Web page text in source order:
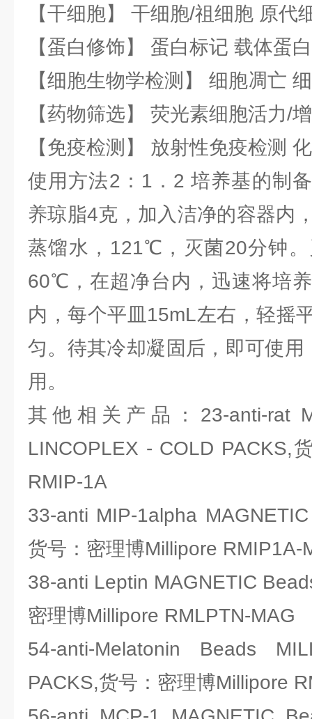
【干细胞】 干细胞/祖细胞 原代
【蛋白修饰】 蛋白标记 载体蛋
【细胞生物学检测】 细胞凋亡
【药物筛选】 荧光素细胞活力/
【免疫检测】 放射性免疫检测
使用方法2：1．2 培养基的制
养琼脂4克，加入洁净的容器内
蒸馏水，121℃，灭菌20分钟
60℃，在超净台内，迅速将培
内，每个平皿15mL左右，轻摇
匀。待其冷却凝固后，即可使
用。
其他相关产品：23-anti-rat
LINCOPLEX - COLD PACKS,
RMIP-1A
33-anti MIP-1alpha
货号：密理博Millipore RMIP1A-
38-anti Leptin MAGNETIC
密理博Millipore RMLPTN-MAG
54-anti-Melatonin Beads
PACKS,货号：密理博Millipore